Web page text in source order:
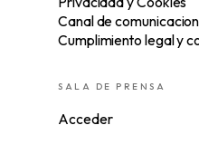
Canal de
Cumplimiento legal y
SALA DE PRENSA
Acceder